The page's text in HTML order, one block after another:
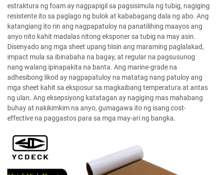
estraktura ng foam ay nagpapigil sa pagsisimula ng tubig, nagiging
resistente ito sa paglago ng bulok at kababagang dala ng abo. Ang
katangiang ito rin ang nagpapatuloy na panatilihing maayos ang
anyo nito kahit madalas nitong eksponer sa tubig na may asin.
Disenyado ang mga sheet upang tiisin ang maraming paglalakad,
impact mula sa ibinabaha na bagay, at regular na pagsusunog
nang walang ipinapakita na banta. Ang marine-grade na
adhesibong likod ay nagpapatuloy na matatag nang patuloy ang
mga sheet kahit sa eksposur sa magkaibang temperatura at antas
ng ulan. Ang eksepsiyong katatagan ay nagiging mas mahabang
buhay at nakikimkim na anyo, gumagawa ito ng isang cost-
effective na paggastos para sa mga may-ari ng bangka.